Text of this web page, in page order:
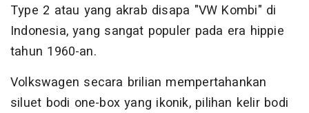
Type 2 atau yang akrab disapa "VW Kombi" di
Indonesia, yang sangat populer pada era hippie
tahun 1960-an.
Volkswagen secara brilian mempertahankan
siluet bodi one-box yang ikonik, pilihan kelir bodi